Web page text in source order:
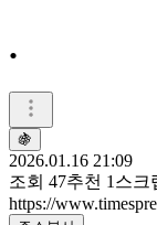
.
🍇
2026.01.16 21:09
조회 47추천 1 스크
https://